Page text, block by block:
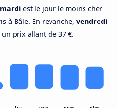
mardi est le jour le moins cher
à Bâle. En revanche, vendredi
prix allant de 37 €.